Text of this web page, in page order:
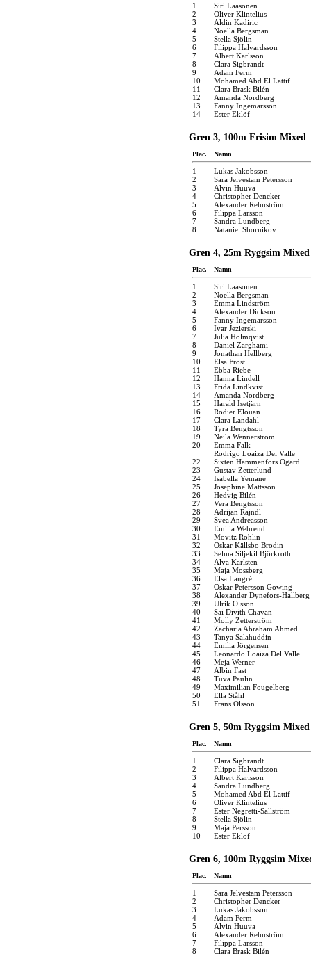
1
Siri Laasonen
2
Oliver Klintelius
3
Aldin Kadiric
4
Noella Bergsman
5
Stella Sjölin
6
Filippa Halvardsson
7
Albert Karlsson
8
Clara Sigbrandt
9
Adam Ferm
10
Mohamed Abd El Lattif
11
Clara Brask Bilén
12
Amanda Nordberg
13
Fanny Ingemarsson
14
Ester Eklöf
Gren 3, 100m Frisim Mixed
Plac. Namn
1
Lukas Jakobsson
2
Sara Jelvestam Petersson
3
Alvin Huuva
4
Christopher Dencker
5
Alexander Rehnström
6
Filippa Larsson
7
Sandra Lundberg
8
Nataniel Shornikov
Gren 4, 25m Ryggsim Mixed
Plac. Namn
1
Siri Laasonen
2
Noella Bergsman
3
Emma Lindström
4
Alexander Dickson
5
Fanny Ingemarsson
6
Ivar Jezierski
7
Julia Holmqvist
8
Daniel Zarghami
9
Jonathan Hellberg
10
Elsa Frost
11
Ebba Riebe
12
Hanna Lindell
13
Frida Lindkvist
14
Amanda Nordberg
15
Harald Isetjärn
16
Rodier Elouan
17
Clara Landahl
18
Tyra Bengtsson
19
Neila Wennerstrom
20
Emma Falk
Rodrigo Loaiza Del Valle
22
Sixten Hammenfors Ögärd
23
Gustav Zetterlund
24
Isabella Yemane
25
Josephine Mattsson
26
Hedvig Bilén
27
Vera Bengtsson
28
Adrijan Rajndl
29
Svea Andreasson
30
Emilia Wehrend
31
Movitz Rohlin
32
Oskar Källsbo Brodin
33
Selma Siljekil Björkroth
34
Alva Karlsten
35
Maja Mossberg
36
Elsa Langré
37
Oskar Petersson Gowing
38
Alexander Dynefors-Hallberg
39
Ulrik Olsson
40
Sai Divith Chavan
41
Molly Zetterström
42
Zacharia Abraham Ahmed
43
Tanya Salahuddin
44
Emilia Jörgensen
45
Leonardo Loaiza Del Valle
46
Meja Werner
47
Albin Fast
48
Tuva Paulin
49
Maximilian Fougelberg
50
Ella Ståhl
51
Frans Olsson
Gren 5, 50m Ryggsim Mixed
Plac. Namn
1
Clara Sigbrandt
2
Filippa Halvardsson
3
Albert Karlsson
4
Sandra Lundberg
5
Mohamed Abd El Lattif
6
Oliver Klintelius
7
Ester Negretti-Sällström
8
Stella Sjölin
9
Maja Persson
10
Ester Eklöf
Gren 6, 100m Ryggsim
Plac. Namn
1
Sara Jelvestam Petersson
2
Christopher Dencker
3
Lukas Jakobsson
4
Adam Ferm
5
Alvin Huuva
6
Alexander Rehnström
7
Filippa Larsson
8
Clara Brask Bilén